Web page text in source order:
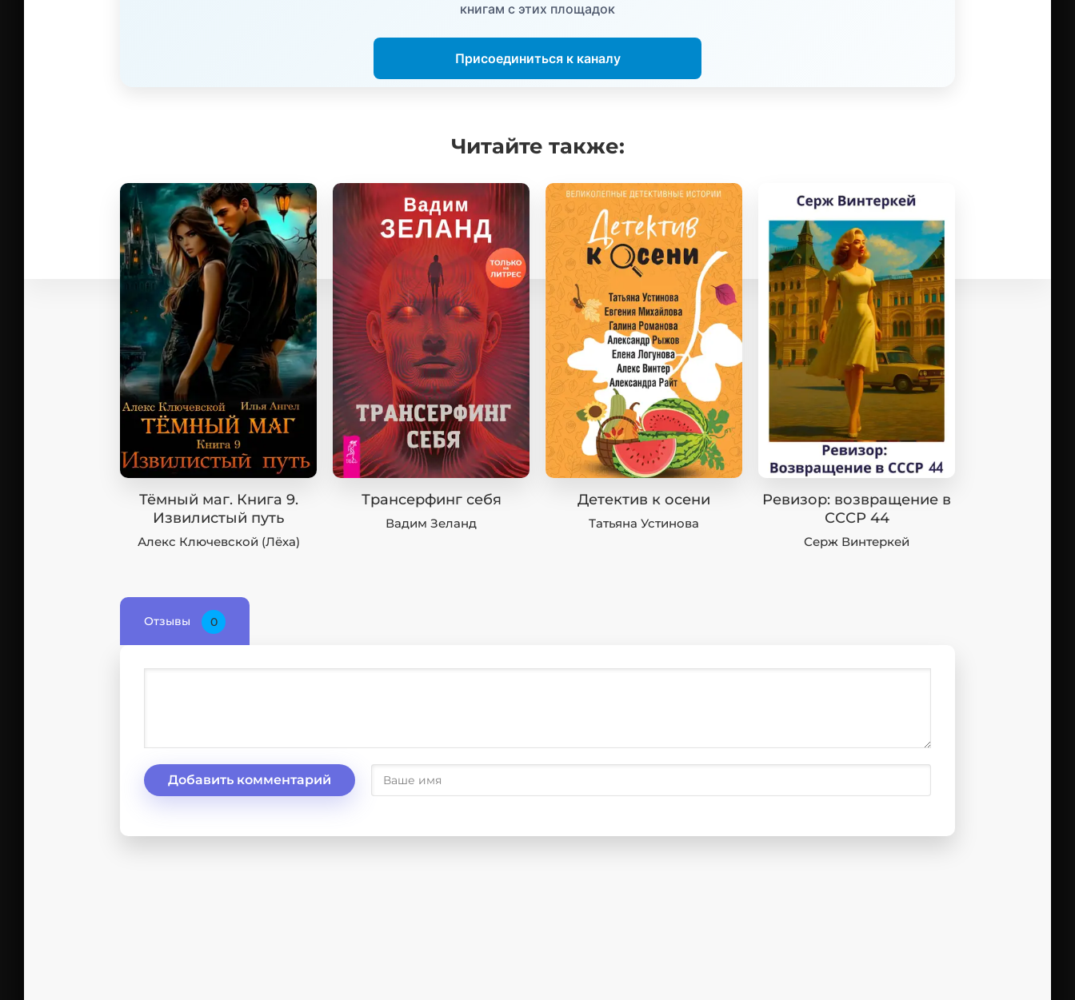
книгам с этих площадок
Присоединиться к каналу
Читайте также:
Тёмный маг. Книга 9.
Извилистый путь
Алекс Ключевской (Лёха)
Трансерфинг себя
Вадим Зеланд
Детектив к осени
Татьяна Устинова
Ревизор: возвращение в
СССР 44
Серж Винтеркей
Отзывы 0
Добавить комментарий